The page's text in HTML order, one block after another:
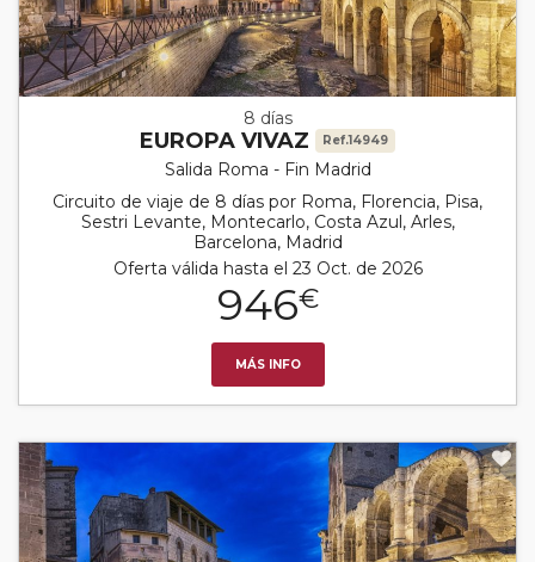
8 días
EUROPA VIVAZ Ref.14949
Salida Roma - Fin Madrid
Circuito de viaje de 8 días por Roma, Florencia, Pisa,
Sestri Levante, Montecarlo, Costa Azul, Arles,
Barcelona, Madrid
Oferta válida hasta el 23 Oct. de 2026
946€
MÁS INFO